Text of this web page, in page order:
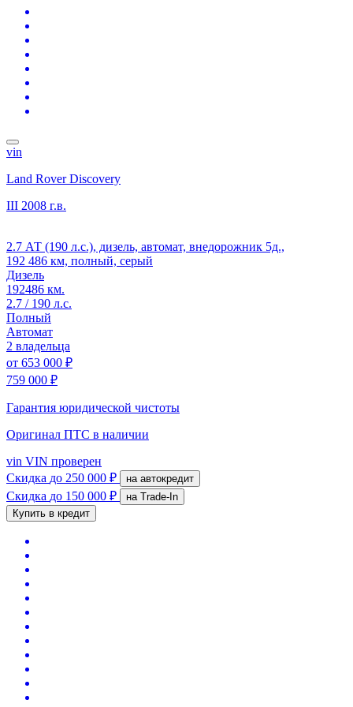
vin
Land Rover Discovery
III 2008 г.в.
2.7 АТ (190 л.с.), дизель, автомат, внедорожник 5д.,
192 486 км, полный, серый
Дизель
192486 км.
2.7 / 190 л.с.
Полный
Автомат
2 владельца
от 653 000 ₽
759 000 ₽
Гарантия юридической чистоты
Оригинал ПТС в наличии
vin VIN проверен
Скидка до 250 000 ₽ на автокредит
Скидка до 150 000 ₽
на Trade-In
Купить в кредит